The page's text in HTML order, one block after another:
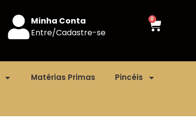
Minha Conta
Entre/Cadastre-se
0
Matérias Primas Pincéis